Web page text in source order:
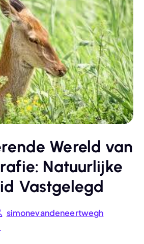
Wereld van
Natuurlijke
Vastgelegd
simonevandeneertwegh